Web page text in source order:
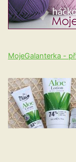
MojeGalanterka -